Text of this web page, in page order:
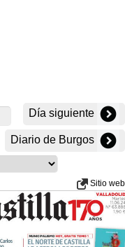
Día siguiente
Diario de Burgos
Sitio web